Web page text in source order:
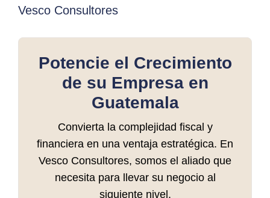
Vesco Consultores
Potencie el Crecimiento
de su Empresa en
Guatemala
Convierta la complejidad fiscal y
financiera en una ventaja estratégica. En
Vesco Consultores, somos el aliado que
necesita para llevar su negocio al
siguiente nivel.